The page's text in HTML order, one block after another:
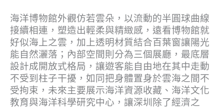
海洋博物館外觀仿若雲朵，以流動的半圓球曲線
接續相連，塑造出輕柔與精緻感，遠看博物館就
好似海上之雲，加上透明材質結合百葉窗讓陽光
能自然灑落；內部空間則分為三個展廳，最底層
設計成開放式格局，讓遊客能自由地在其中走動
不受到柱子干擾，如同把身體置身於雲海之間不
受拘束，未來主要展示海洋資源收藏、海洋文化
教育與海洋科學研究中心，讓深圳除了經濟之